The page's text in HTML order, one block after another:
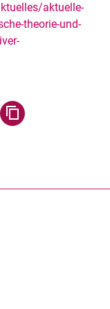
aktuelle-
theorie-und-
WhatsApp teilen
über Facebook